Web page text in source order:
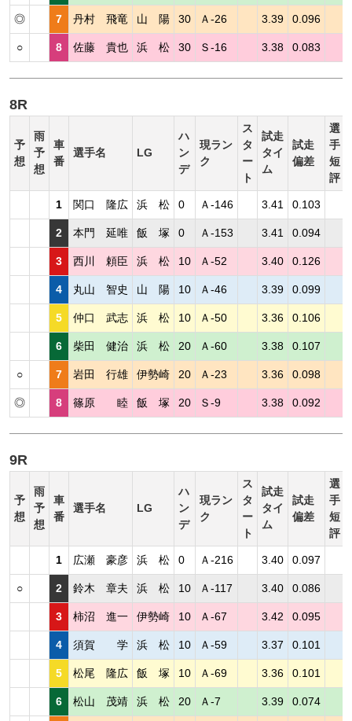
◎ 7 丹村 飛竜 山 陽 30 Ａ-26 3.39 0.096
○ 8 佐藤 貴也 浜 松 30 Ｓ-16 3.38 0.083
8R
予
想
雨
予
想
車
番
選手名 LG
ハ
ン
デ
現ラン
ク
ス
タ
ー
ト
試走
タイ
ム
試走
偏差
選
手
短
評
1 関口 隆広 浜 松 0 Ａ-146 3.41 0.103
2 本門 延唯 飯 塚 0 Ａ-153 3.41 0.094
3 西川 頼臣 浜 松 10 Ａ-52 3.40 0.126
4 丸山 智史 山 陽 10 Ａ-46 3.39 0.099
5 仲口 武志 浜 松 10 Ａ-50 3.36 0.106
6 柴田 健治 浜 松 20 Ａ-60 3.38 0.107
○ 7 岩田 行雄 伊勢崎 20 Ａ-23 3.36 0.098
◎ 8 篠原 睦 飯 塚 20 Ｓ-9 3.38 0.092
9R
予
想
雨
予
想
車
番
選手名 LG
ハ
ン
デ
現ラン
ク
ス
タ
ー
ト
試走
タイ
ム
試走
偏差
選
手
短
評
1 広瀬 豪彦 浜 松 0 Ａ-216 3.40 0.097
○ 2 鈴木 章夫 浜 松 10 Ａ-117 3.40 0.086
3 柿沼 進一 伊勢崎 10 Ａ-67 3.42 0.095
4 須賀 学 浜 松 10 Ａ-59 3.37 0.101
5 松尾 隆広 飯 塚 10 Ａ-69 3.36 0.101
6 松山 茂靖 浜 松 20 Ａ-7 3.39 0.074